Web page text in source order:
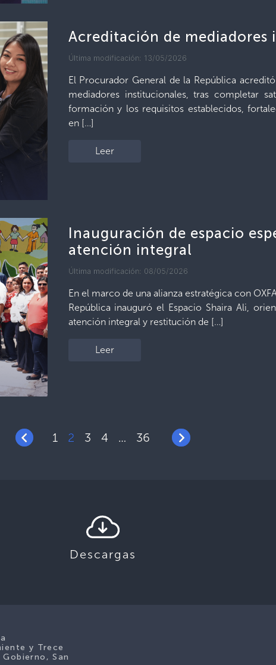
Acreditación de mediadores
Última modificación: 13/05/2026
El Procurador General de la República
mediadores institucionales, tras completar
formación y los requisitos establecidos,
en […]
Leer
Inauguración de espacio
atención integral
Última modificación: 08/05/2026
En el marco de una alianza estratégica con
República inauguró el Espacio Shaira Ali,
atención integral y restitución de […]
Leer
1 2 3 4 … 36
Descargas
y Trece
San